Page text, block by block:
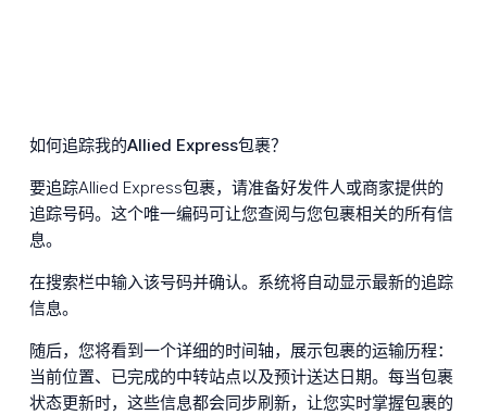
如何追踪我的Allied Express包裹？
要追踪Allied Express包裹，请准备好发件人或商家提供的
追踪号码。这个唯一编码可让您查阅与您包裹相关的所有信
息。
在搜索栏中输入该号码并确认。系统将自动显示最新的追踪
信息。
随后，您将看到一个详细的时间轴，展示包裹的运输历程：
当前位置、已完成的中转站点以及预计送达日期。每当包裹
状态更新时，这些信息都会同步刷新，让您实时掌握包裹的